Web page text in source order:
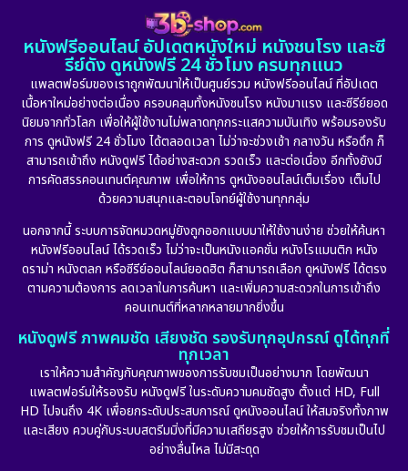
หนังฟรีออนไลน์ อัปเดตหนังใหม่ หนังชนโรง และซี
รีย์ดัง ดูหนังฟรี 24 ชั่วโมง ครบทุกแนว
แพลตฟอร์มของเราถูกพัฒนาให้เป็นศูนย์รวม หนังฟรีออนไลน์ ที่อัปเดต
เนื้อหาใหม่อย่างต่อเนื่อง ครอบคลุมทั้งหนังชนโรง หนังมาแรง และซีรีย์ยอด
นิยมจากทั่วโลก เพื่อให้ผู้ใช้งานไม่พลาดทุกกระแสความบันเทิง พร้อมรองรับ
การ ดูหนังฟรี 24 ชั่วโมง ได้ตลอดเวลา ไม่ว่าจะช่วงเช้า กลางวัน หรือดึก ก็
สามารถเข้าถึง หนังดูฟรี ได้อย่างสะดวก รวดเร็ว และต่อเนื่อง อีกทั้งยังมี
การคัดสรรคอนเทนต์คุณภาพ เพื่อให้การ ดูหนังออนไลน์เต็มเรื่อง เต็มไป
ด้วยความสนุกและตอบโจทย์ผู้ใช้งานทุกกลุ่ม
นอกจากนี้ ระบบการจัดหมวดหมู่ยังถูกออกแบบมาให้ใช้งานง่าย ช่วยให้ค้นหา
หนังฟรีออนไลน์ ได้รวดเร็ว ไม่ว่าจะเป็นหนังแอคชั่น หนังโรแมนติก หนัง
ดราม่า หนังตลก หรือซีรีย์ออนไลน์ยอดฮิต ก็สามารถเลือก ดูหนังฟรี ได้ตรง
ตามความต้องการ ลดเวลาในการค้นหา และเพิ่มความสะดวกในการเข้าถึง
คอนเทนต์ที่หลากหลายมากยิ่งขึ้น
หนังดูฟรี ภาพคมชัด เสียงชัด รองรับทุกอุปกรณ์ ดูได้ทุกที่
ทุกเวลา
เราให้ความสำคัญกับคุณภาพของการรับชมเป็นอย่างมาก โดยพัฒนา
แพลตฟอร์มให้รองรับ หนังดูฟรี ในระดับความคมชัดสูง ตั้งแต่ HD, Full
HD ไปจนถึง 4K เพื่อยกระดับประสบการณ์ ดูหนังออนไลน์ ให้สมจริงทั้งภาพ
และเสียง ควบคู่กับระบบสตรีมมิ่งที่มีความเสถียรสูง ช่วยให้การรับชมเป็นไป
อย่างลื่นไหล ไม่มีสะดุด